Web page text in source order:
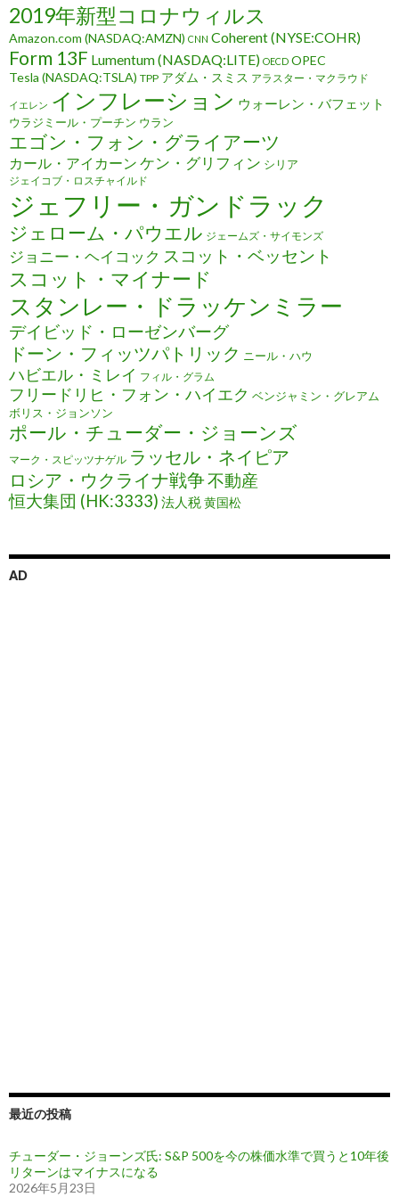
2019年新型コロナウィルス
Amazon.com (NASDAQ:AMZN) CNN Coherent (NYSE:COHR)
Form 13F Lumentum (NASDAQ:LITE) OECD OPEC
Tesla (NASDAQ:TSLA) TPP アダム・スミス アラスター・マクラウド
イエレン インフレーション ウォーレン・バフェット
ウラジミール・プーチン ウラン
エゴン・フォン・グライアーツ
カール・アイカーン ケン・グリフィン シリア
ジェイコブ・ロスチャイルド
ジェフリー・ガンドラック
ジェローム・パウエル ジェームズ・サイモンズ
ジョニー・ヘイコック スコット・ベッセント
スコット・マイナード
スタンレー・ドラッケンミラー
デイビッド・ローゼンバーグ
ドーン・フィッツパトリック ニール・ハウ
ハビエル・ミレイ フィル・グラム
フリードリヒ・フォン・ハイエク ベンジャミン・グレアム
ボリス・ジョンソン
ポール・チューダー・ジョーンズ
マーク・スピッツナゲル ラッセル・ネイピア
ロシア・ウクライナ戦争不動産
恒大集団 (HK:3333) 法人税黄国松
AD
最近の投稿
チューダー・ジョーンズ氏: S&P 500を今の株価水準で買うと10年後
リターンはマイナスになる
2026年5月23日